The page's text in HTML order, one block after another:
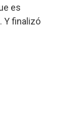
es
Y finalizó